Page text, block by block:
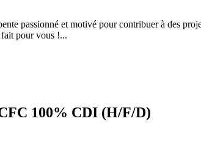
passionné et motivé pour contribuer à des
pour vous !...
100% CDI (H/F/D)